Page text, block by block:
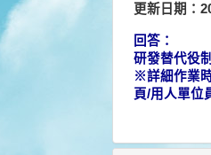
更新日期：
回答：
研發替代役
※詳細作業
頁/用人單位